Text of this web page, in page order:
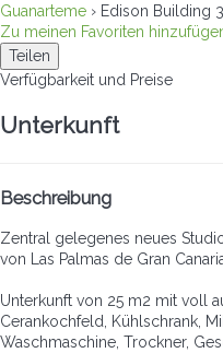
Guanarteme › Edison Building
Zu meinen Favoriten
Teilen
Verfügbarkeit und Preise
Unterkunft
Beschreibung
Zentral gelegenes neues
von Las Palmas de Gran
Unterkunft von 25 m2 mit voll
Cerankochfeld, Kühlschrank,
Waschmaschine, Trockner,